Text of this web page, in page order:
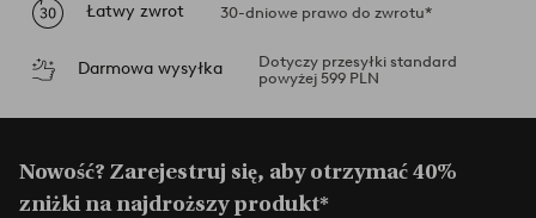
Łatwy zwrot 30-dniowe prawo do zwrotu*
Darmowa wysyłka
Dotyczy przesyłki standard
powyżej 599 PLN
Nowość? Zarejestruj się, aby otrzymać 40%
zniżki na najdroższy produkt*